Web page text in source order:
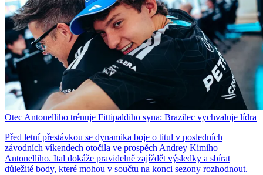
Otec Antonelliho trénuje Fittipaldiho syna: Brazilec vychvaluje lídra
Před letní přestávkou se dynamika boje o titul v posledních
závodních víkendech otočila ve prospěch Andrey Kimiho
Antonelliho. Ital dokáže pravidelně zajíždět výsledky a sbírat
důležité body, které mohou v součtu na konci sezony rozhodnout.